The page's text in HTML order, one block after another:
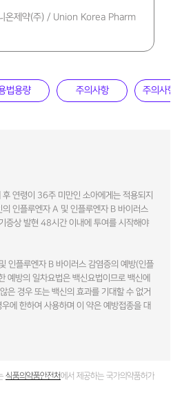
온제약(주) / Union Korea Pharm
법용량 주의사항 주의사항(
연령이 36주 미만인 소아에게는 적용되지
인플루엔자 A 및 인플루엔자 B 바이러스
증상 발현 48시간 이내에 투여를 시작해야
인플루엔자 B 바이러스 감염증의 예방(인플
예방의 일차요법은 백신요법이므로 백신에
은 경우 또는 백신의 효과를 기대할 수 없거
에 한하여 사용하며 이 약은 예방접종을 대
식품의약품안전처에서 제공하는 국가의약품허가